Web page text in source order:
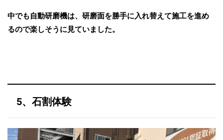
中でも自動研磨機は、研磨面を勝手に入れ替えて施工を進め
るので楽しそうに見ていました。
5、石割体験